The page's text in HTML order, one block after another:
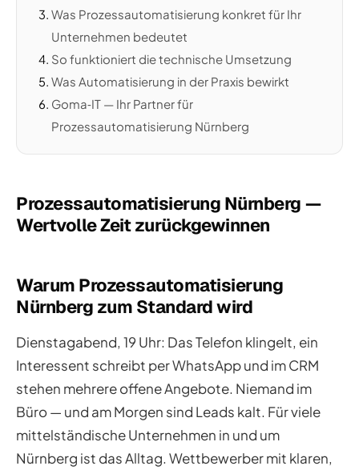
Was Prozessautomatisierung konkret für Ihr
Unternehmen bedeutet
So funktioniert die technische Umsetzung
Was Automatisierung in der Praxis bewirkt
Goma‑IT — Ihr Partner für
Prozessautomatisierung Nürnberg
Prozessautomatisierung Nürnberg —
Wertvolle Zeit zurückgewinnen
Warum Prozessautomatisierung
Nürnberg zum Standard wird
Dienstagabend, 19 Uhr: Das Telefon klingelt, ein
Interessent schreibt per WhatsApp und im CRM
stehen mehrere offene Angebote. Niemand im
Büro — und am Morgen sind Leads kalt. Für viele
mittelständische Unternehmen in und um
Nürnberg ist das Alltag. Wettbewerber mit klaren,